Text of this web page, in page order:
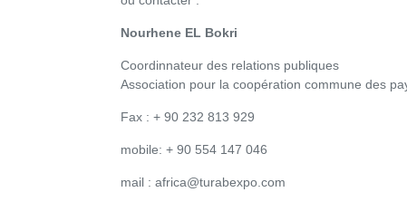
Nourhene EL Bokri
Coordinnateur des relations publiques
Association pour la coopération commune des
Fax : + 90 232 813 929
mobile: + 90 554 147 046
mail : africa@turabexpo.com